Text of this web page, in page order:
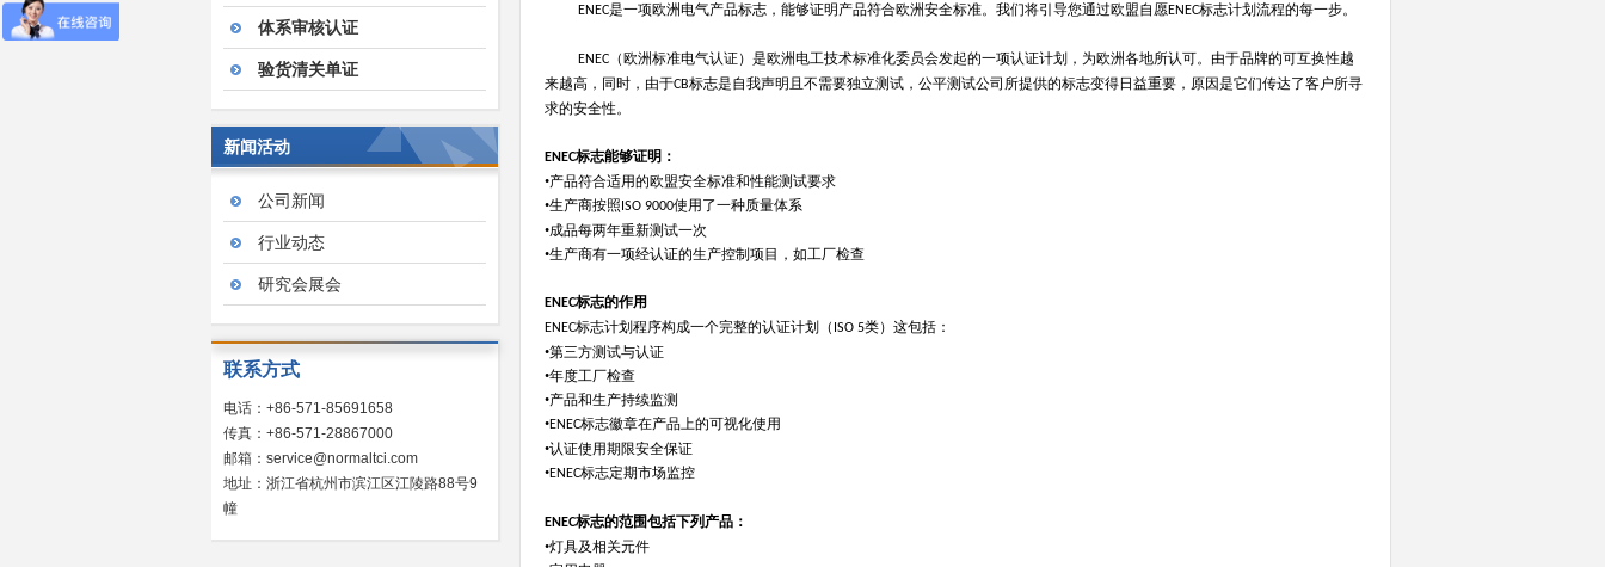
体系审核认证
验货清关单证
新闻活动
公司新闻
行业动态
研究会展会
联系方式
电话：+86-571-85691658
传真：+86-571-28867000
邮箱：service@normaltci.com
地址：浙江省杭州市滨江区江陵路88号9
幢
ENEC是一项欧洲电气产品标志，能够证明产品符合欧洲安全标准。我们将引导您通过欧盟自愿ENEC标志计划流程的每一步。
ENEC （欧洲标准电气认证）是欧洲电工技术标准化委员会发起的一项认证计划，为欧洲各地所认可。由于品牌的可互换性越
来越高，同时，由于CB标志是自我声明且不需要独立测试，公平测试公司所提供的标志变得日益重要，原因是它们传达了客户所寻
求的安全性。
ENEC标志能够证明：
•产品符合适用的欧盟安全标准和性能测试要求
•生产商按照 ISO 9000使用了一种质量体系
•成品每两年重新测试一次
•生产商有一项经认证的生产控制项目，如工厂检查
ENEC标志的作用
ENEC标志计划程序构成一个完整的认证计划（ ISO 5类）这包括：
•第三方测试与认证
•年度工厂检查
•产品和生产持续监测
•ENEC标志徽章在产品上的可视化使用
•认证使用期限安全保证
•ENEC标志定期市场监控
ENEC标志的范围包括下列产品：
•灯具及相关元件